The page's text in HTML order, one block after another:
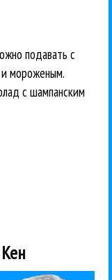
подавать с
мороженым.
с шампанским